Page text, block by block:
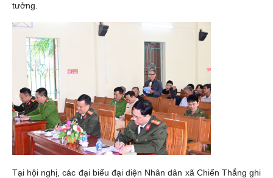
tưởng.
Tại hội nghị, các đại biểu đại diện Nhân dân xã Chiến Thắng ghi